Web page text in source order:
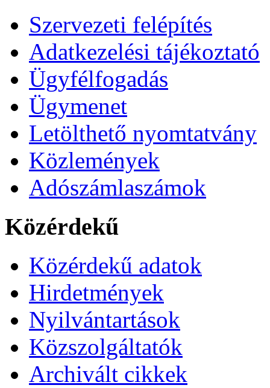
Szervezeti felépítés
Adatkezelési tájékoztató
Ügyfélfogadás
Ügymenet
Letölthető nyomtatvány
Közlemények
Adószámlaszámok
Közérdekű
Közérdekű adatok
Hirdetmények
Nyilvántartások
Közszolgáltatók
Archivált cikkek